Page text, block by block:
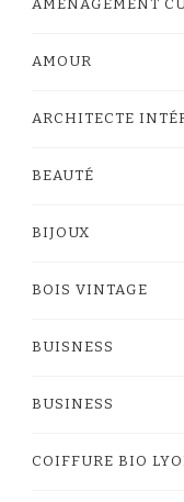
AMÉNAGEMENT
AMOUR
ARCHITECTE
BEAUTÉ
BIJOUX
BOIS VINTAGE
BUISNESS
BUSINESS
COIFFURE BIO